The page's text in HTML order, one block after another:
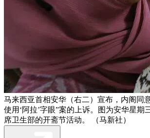
马来西亚首相安华（右二）宣布，内阁同
使用‘阿拉’字眼”案的上诉。图为安华星期
席卫生部的开斋节活动。 （马新社）